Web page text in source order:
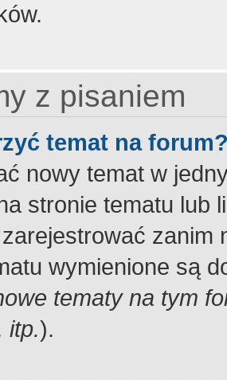
z pisaniem
temat na
nowy temat w
stronie tematu lub
zarejestrować
wymienione są
tematy na tym
itp.).